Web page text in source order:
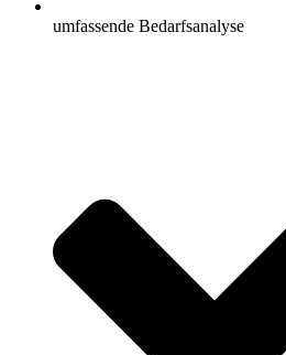
umfassende Bedarfsanalyse